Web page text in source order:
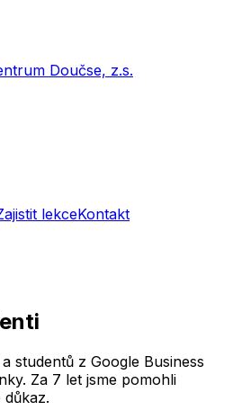
Doučse, z.s.
lekceKontakt
studentů z Google Business
Za 7 let jsme pomohli